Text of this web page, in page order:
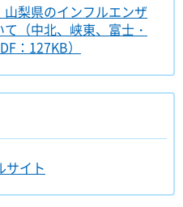
山梨県のインフルエンザ
（中北、峡東、富士・
：127KB）
サイト